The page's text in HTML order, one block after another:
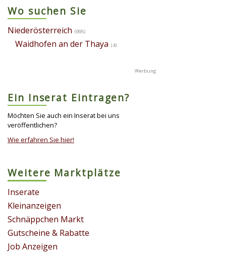
Wo suchen Sie
Niederösterreich (995)
Waidhofen an der Thaya (4)
Ein Inserat Eintragen?
Möchten Sie auch ein Inserat bei uns
veröffentlichen?
Wie erfahren Sie hier!
Weitere Marktplätze
Inserate
Kleinanzeigen
Schnäppchen Markt
Gutscheine & Rabatte
Job Anzeigen